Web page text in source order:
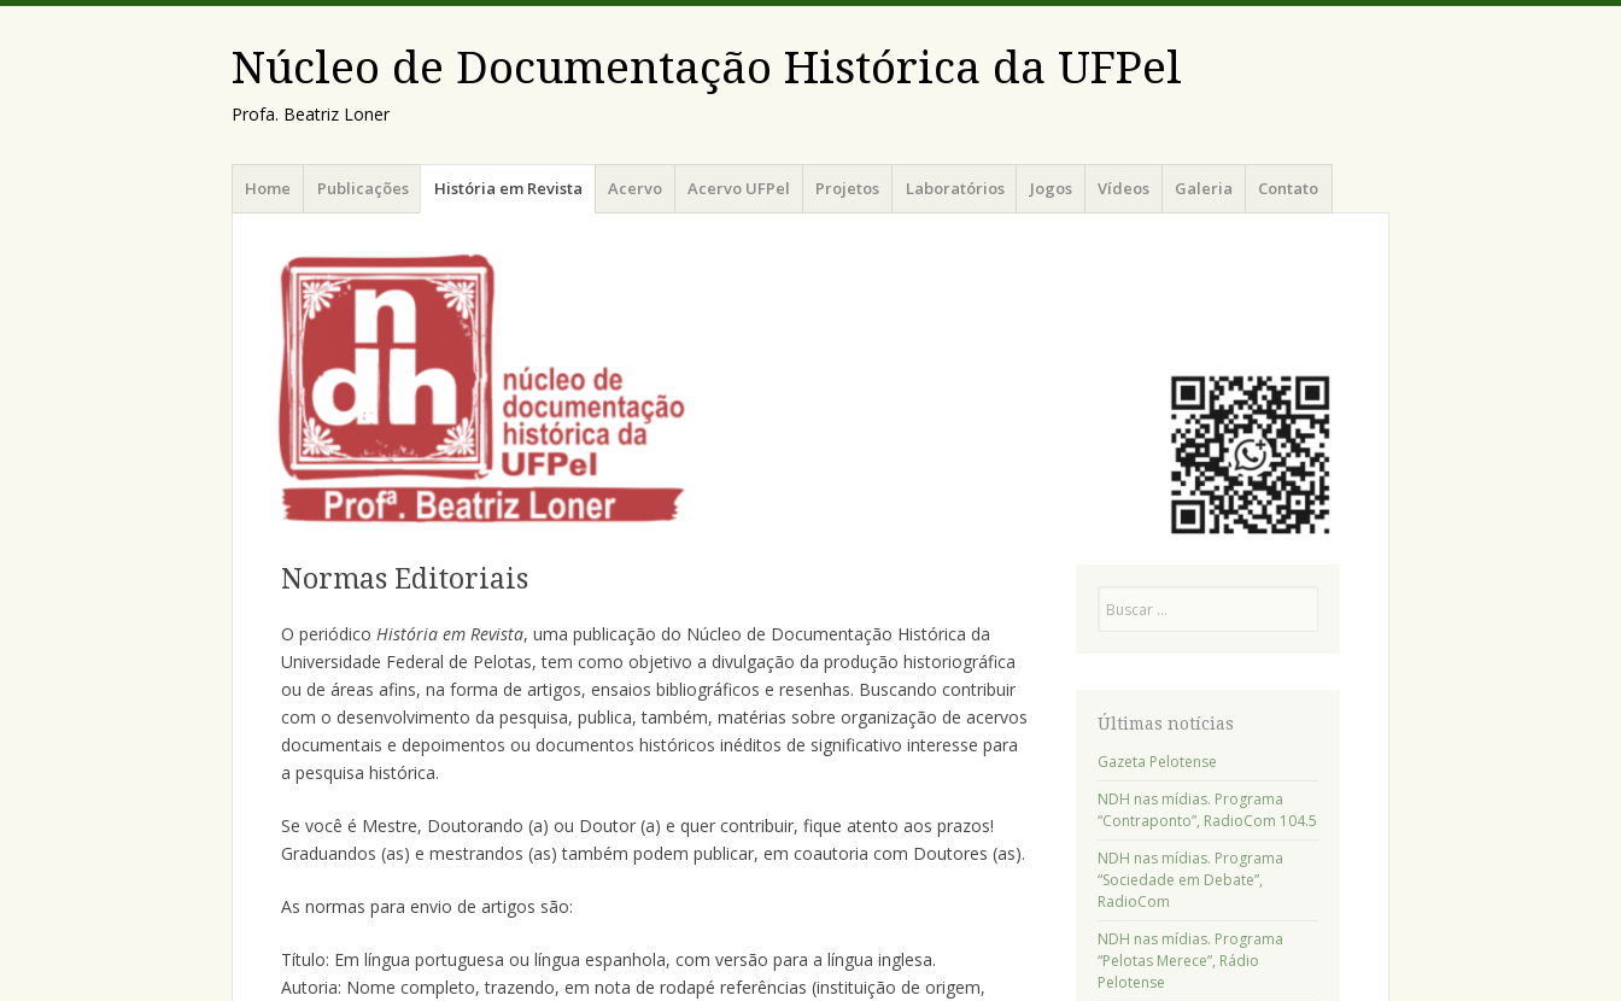
Núcleo de Documentação Histórica da UFPel
Profa. Beatriz Loner
Menu
Pular
para
conteúdo
Home Publicações História em Revista Acervo Acervo UFPel Projetos Laboratórios Jogos Vídeos Galeria Contato
Normas Editoriais
O periódico História em Revista, uma publicação do Núcleo de Documentação Histórica da
Universidade Federal de Pelotas, tem como objetivo a divulgação da produção historiográfica
ou de áreas afins, na forma de artigos, ensaios bibliográficos e resenhas. Buscando contribuir
com o desenvolvimento da pesquisa, publica, também, matérias sobre organização de acervos
documentais e depoimentos ou documentos históricos inéditos de significativo interesse para
a pesquisa histórica.
Se você é Mestre, Doutorando (a) ou Doutor (a) e quer contribuir, fique atento aos prazos!
Graduandos (as) e mestrandos (as) também podem publicar, em coautoria com Doutores (as).
As normas para envio de artigos são:
Título: Em língua portuguesa ou língua espanhola, com versão para a língua inglesa.
Autoria: Nome completo, trazendo, em nota de rodapé referências (instituição de origem,
Últimas notícias
Gazeta Pelotense
NDH nas mídias. Programa
“Contraponto”, RadioCom 104.5
NDH nas mídias. Programa
“Sociedade em Debate”,
RadioCom
NDH nas mídias. Programa
“Pelotas Merece”, Rádio
Pelotense